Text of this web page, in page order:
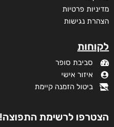
₪50
–
₪ 65
מדיניות פרטיות
הצהרת נגישות
לקוחות
סביבת סופר
איזור אישי
ביטול הזמנה קיימת
הצטרפו לרשימת התפוצה!